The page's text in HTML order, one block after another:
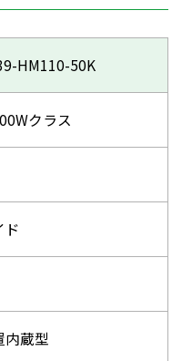
HM110-50K
クラス
ド
内蔵型